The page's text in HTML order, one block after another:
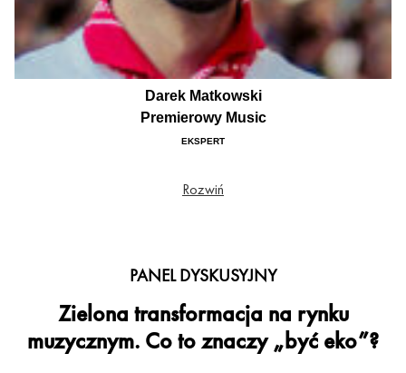
Darek Matkowski
Premierowy Music
EKSPERT
właśnie muzyka jest moją największą pasją. Premierowy Music tworzę od 2018
Rozwiń
PANEL DYSKUSYJNY
Zielona transformacja na rynku
muzycznym. Co to znaczy „być eko”?